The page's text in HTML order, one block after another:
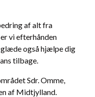
af alt fra
vi efterhånden
glæde også hjælpe dig
tilbage.
Sdr. Omme,
af Midtjylland.